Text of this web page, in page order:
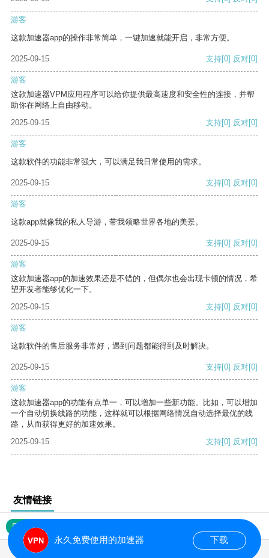
游客
这款加速器app的操作非常简单，一键加速就能开启，非常方便。
2025-09-15 支持[0] 反对[0]
游客
这款加速器VPM应用程序可以给你提供最高速度和安全性的连接，并帮
助你在网络上自由移动。
2025-09-15
支持[0] 反对[0]
游客
这款软件的功能非常强大，可以满足我日常使用的需求。
2025-09-15 支持[0] 反对[0]
游客
这款app就像我的私人导游，带我领略世界各地的美景。
2025-09-15 支持[0] 反对[0]
游客
这款加速器app的加速效果还是不错的，但偶尔也会出现卡顿的情况，希
望开发者能够优化一下。
2025-09-15
支持[0] 反对[0]
游客
这款软件的售后服务非常好，遇到问题都能得到及时解决。
2025-09-15 支持[0] 反对[0]
游客
这款加速器app的功能有点单一，可以增加一些新功能。比如，可以增加
一个自动切换线路的功能，这样就可以根据网络情况自动选择最优的线
路，从而获得更好的加速效果。
2025-09-15
支持[0] 反对[0]
友情链接
网站地图
永久免费使用的加速器 下载